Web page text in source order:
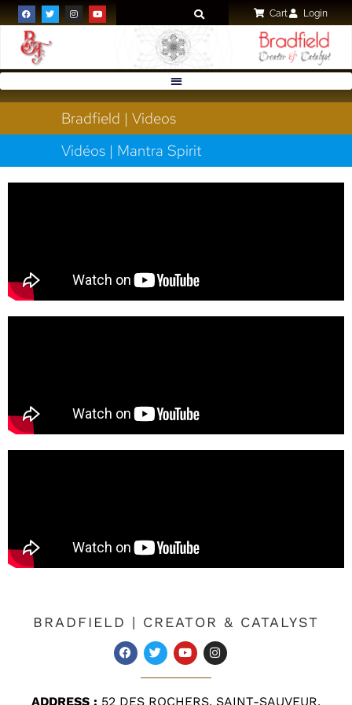
Cart Login
Bradfield | Videos
Vidéos | Mantra Spirit
BRADFIELD | CREATOR & CATALYST
ADDRESS : 52 DES ROCHERS, SAINT-SAUVEUR,